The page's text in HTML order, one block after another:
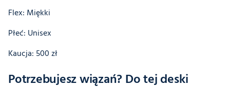
Flex: Miękki
Płeć: Unisex
Kaucja: 500 zł
Potrzebujesz wiązań? Do tej deski